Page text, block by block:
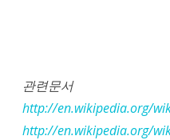
관련문서
http://en.wikipedia.org/
http://en.wikipedia.org/